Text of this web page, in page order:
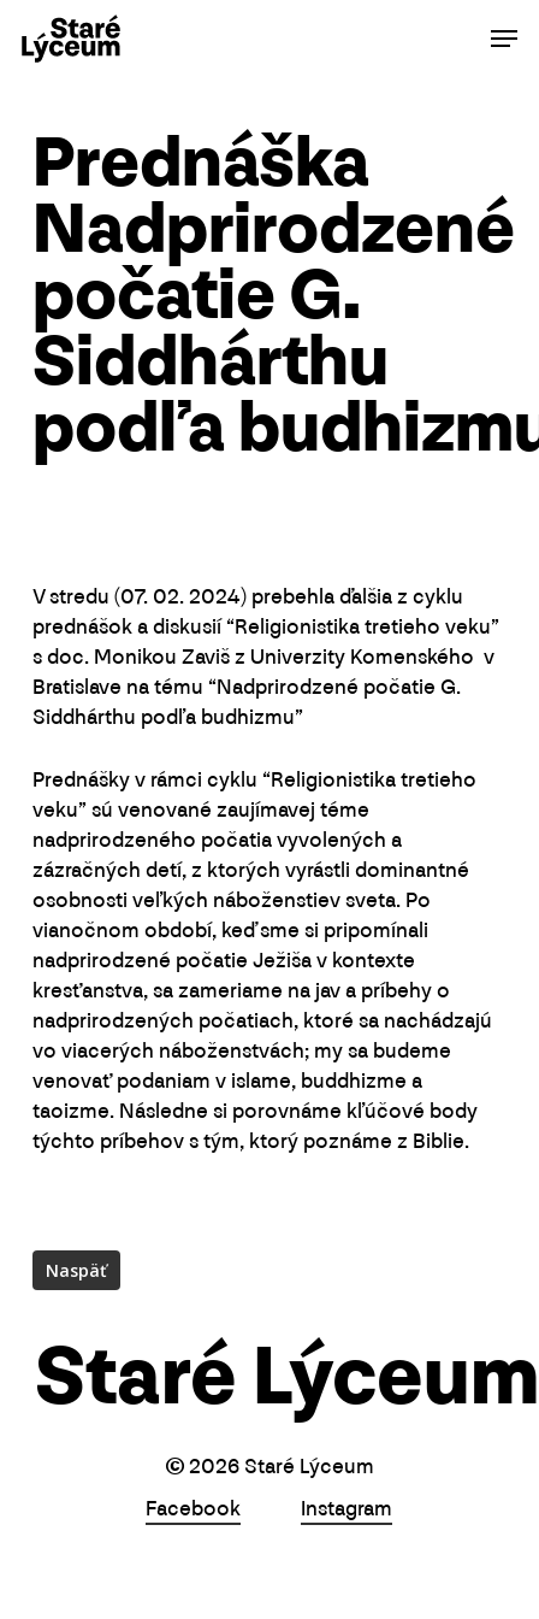
Prednáška
Nadprirodzené
počatie G.
Siddhárthu
podľa
V stredu (07. 02. 2024) prebehla ďalšia z cyklu
prednášok a diskusií “Religionistika tretieho veku”
s doc. Monikou Zaviš z Univerzity Komenského v
Bratislave na tému “Nadprirodzené počatie G.
Siddhárthu podľa budhizmu”
Prednášky v rámci cyklu “Religionistika tretieho
veku” sú venované zaujímavej téme
nadprirodzeného počatia vyvolených a
zázračných detí, z ktorých vyrástli dominantné
osobnosti veľkých náboženstiev sveta. Po
vianočnom období, keď sme si pripomínali
nadprirodzené počatie Ježiša v kontexte
kresťanstva, sa zameriame na jav a príbehy o
nadprirodzených počatiach, ktoré sa nachádzajú
vo viacerých náboženstvách; my sa budeme
venovať podaniam v islame, buddhizme a
taoizme. Následne si porovnáme kľúčové body
týchto príbehov s tým, ktorý poznáme z Biblie.
Staré Lýceum
© 2026Staré Lýceum
Facebook
Instagram